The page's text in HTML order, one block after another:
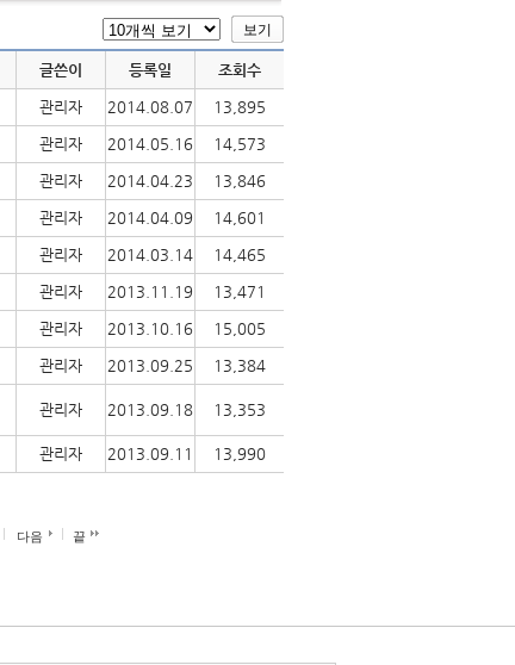
글쓴이 등록일 조회수
관리자 2014.08.07 13,895
관리자 2014.05.16 14,573
관리자 2014.04.23 13,846
관리자 2014.04.09 14,601
관리자 2014.03.14 14,465
관리자 2013.11.19 13,471
관리자 2013.10.16 15,005
관리자 2013.09.25 13,384
관리자 2013.09.18 13,353
관리자 2013.09.11 13,990
다음 끝